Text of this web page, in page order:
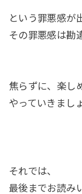
という罪悪感が
その罪悪感は勘
焦らずに、楽し
やっていきまし
それでは、
最後までお読み